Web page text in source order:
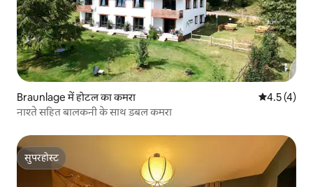
Braunlage में होटल का कमरा औसत रेटिंग 5
4.5 (4)
नाश्ते सहित बालकनी के साथ डबल कमरा
सुपरहोस्ट
सुपरहोस्ट